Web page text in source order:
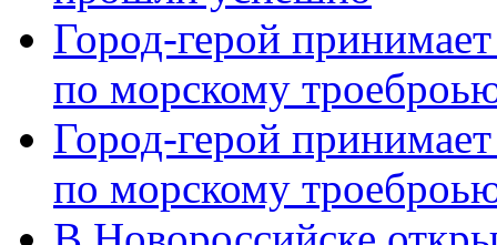
Город-герой
по морскому
Город-герой
по морскому